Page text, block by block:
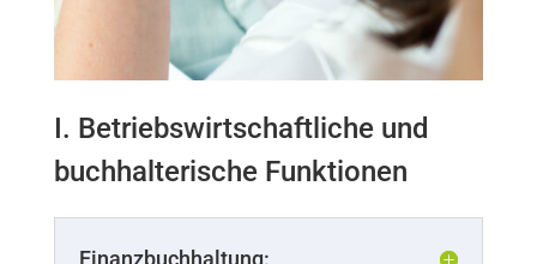
I. Betriebswirtschaftliche und
buchhalterische Funktionen
Finanzbuchhaltung: